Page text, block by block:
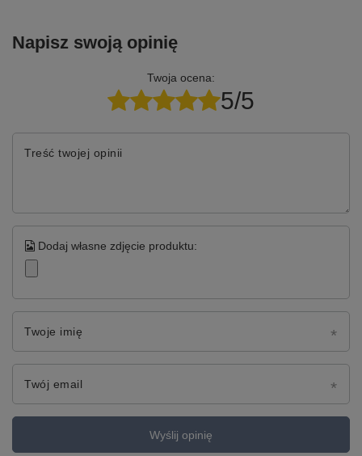
Napisz swoją opinię
Twoja ocena:
5/5
Treść twojej opinii
Dodaj własne zdjęcie produktu:
Twoje imię
Twój email
Wyślij opinię